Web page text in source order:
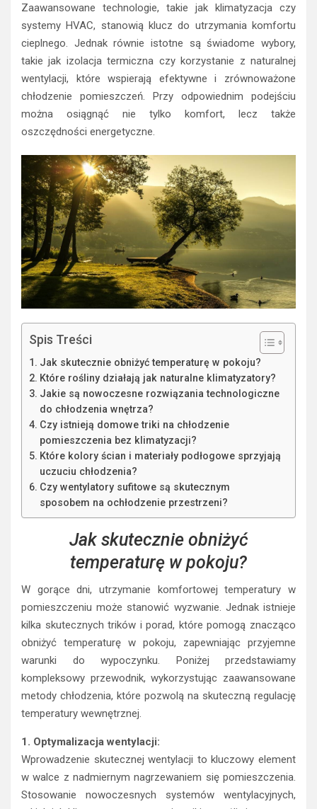
Zaawansowane technologie, takie jak klimatyzacja czy
systemy HVAC, stanowią klucz do utrzymania komfortu
cieplnego. Jednak równie istotne są świadome wybory,
takie jak izolacja termiczna czy korzystanie z naturalnej
wentylacji, które wspierają efektywne i zrównoważone
chłodzenie pomieszczeń. Przy odpowiednim podejściu
można osiągnąć nie tylko komfort, lecz także
oszczędności energetyczne.
Spis Treści
Jak skutecznie obniżyć temperaturę w pokoju?
Które rośliny działają jak naturalne klimatyzatory?
Jakie są nowoczesne rozwiązania technologiczne
do chłodzenia wnętrza?
Czy istnieją domowe triki na chłodzenie
pomieszczenia bez klimatyzacji?
Które kolory ścian i materiały podłogowe sprzyjają
uczuciu chłodzenia?
Czy wentylatory sufitowe są skutecznym
sposobem na ochłodzenie przestrzeni?
Jak skutecznie obniżyć
temperaturę w pokoju?
W gorące dni, utrzymanie komfortowej temperatury w
pomieszczeniu może stanowić wyzwanie. Jednak istnieje
kilka skutecznych trików i porad, które pomogą znacząco
obniżyć temperaturę w pokoju, zapewniając przyjemne
warunki do wypoczynku. Poniżej przedstawiamy
kompleksowy przewodnik, wykorzystując zaawansowane
metody chłodzenia, które pozwolą na skuteczną regulację
temperatury wewnętrznej.
1. Optymalizacja wentylacji:
Wprowadzenie skutecznej wentylacji to kluczowy element
w walce z nadmiernym nagrzewaniem się pomieszczenia.
Stosowanie nowoczesnych systemów wentylacyjnych,